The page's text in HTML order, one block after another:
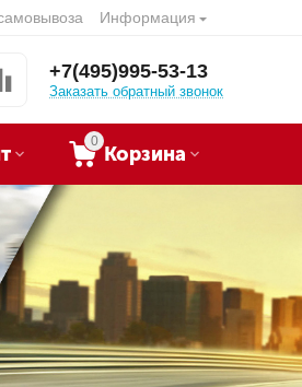
Информация
+7(495)995-53-13
Заказать обратный звонок
0
Корзина